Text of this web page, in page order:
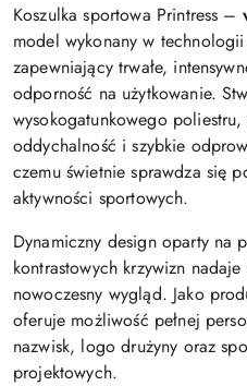
Koszulka sportowa Printress –
model wykonany w
zapewniający trwałe,
odporność na użytkowanie.
wysokogatunkowego
oddychalność i szybkie
czemu świetnie sprawdza się
aktywności sportowych.
Dynamiczny design oparty na
kontrastowych krzywizn
nowoczesny wygląd. Jako
oferuje możliwość pełnej
nazwisk, logo drużyny oraz
projektowych.